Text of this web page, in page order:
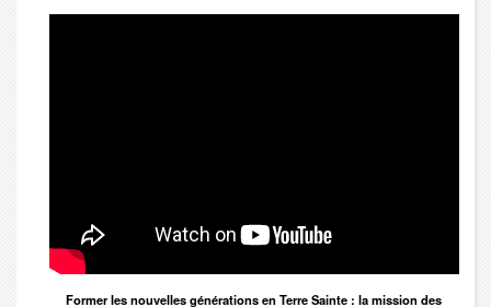
Former les nouvelles générations en Terre Sainte : la mission des